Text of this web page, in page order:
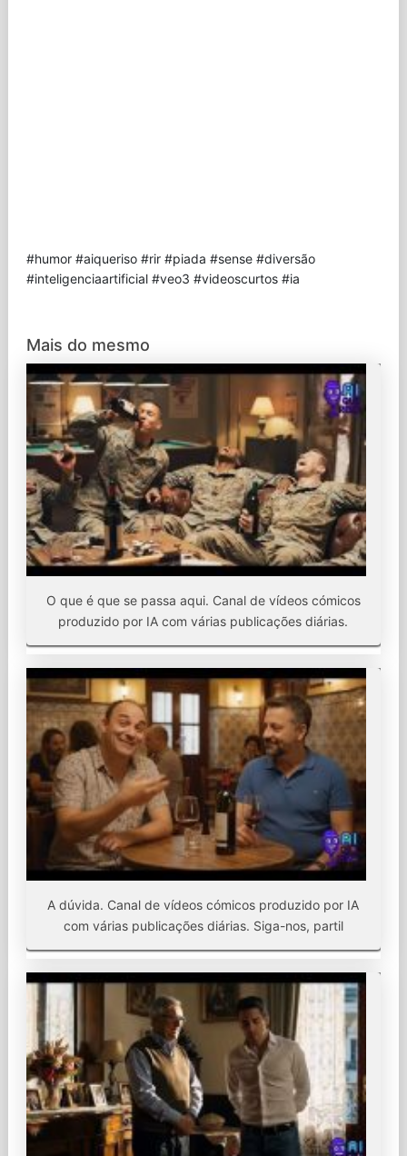
#humor #aiqueriso #rir #piada #sense #diversão
#inteligenciaartificial #veo3 #videoscurtos #ia
Mais do mesmo
O que é que se passa aqui. Canal de vídeos cómicos
produzido por IA com várias publicações diárias.
A dúvida. Canal de vídeos cómicos produzido por IA
com várias publicações diárias. Siga-nos, partil